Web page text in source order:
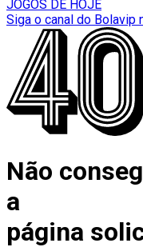
JOGOS DE HOJE
Siga o canal do Bolavip
Não
a
página